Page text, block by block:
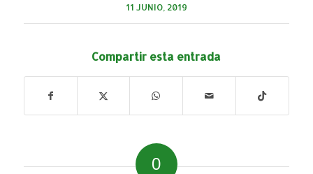
11 JUNIO, 2019
Compartir esta entrada
0